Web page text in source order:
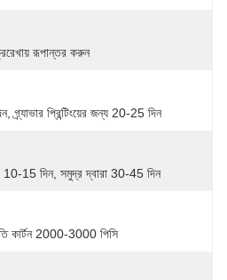
রূপান্তর করুন
গ্র্যাভার প্রিন্টিংয়ের জন্য 20-25 দিন
10-15 দিন, সমুদ্র দ্বারা 30-45 দিন
কার্টন 2000-3000 পিসি